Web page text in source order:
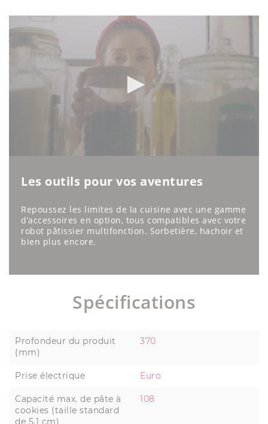
Les outils pour vos aventures
Repoussez les limites de la cuisine avec une gamme
d’accessoires en option, tous compatibles avec votre
robot pâtissier multifonction. Sorbetière, hachoir et
bien plus encore.
Spécifications
Profondeur du produit
(mm)
370
Prise électrique Euro
Capacité max. de pâte à
cookies (taille standard
de 5,1 cm)
108